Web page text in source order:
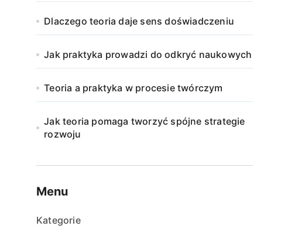
Dlaczego teoria daje sens doświadczeniu
Jak praktyka prowadzi do odkryć naukowych
Teoria a praktyka w procesie twórczym
Jak teoria pomaga tworzyć spójne strategie
rozwoju
Menu
Kategorie